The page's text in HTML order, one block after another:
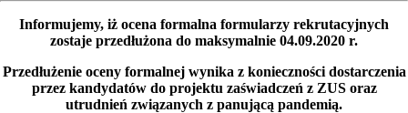
Informujemy, iż ocena formalna formularzy rekrutacyjnych
zostaje przedłużona do maksymalnie 04.09.2020 r.
Przedłużenie oceny formalnej wynika z konieczności dostarczenia
przez kandydatów do projektu zaświadczeń z ZUS oraz
utrudnień związanych z panującą pandemią.